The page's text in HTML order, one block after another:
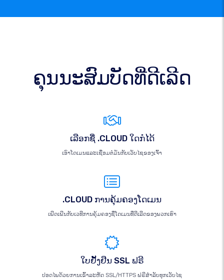
ຄຸນນະສົມບັດທີ່ດີເລີດ
ເລືອກຊື່ .CLOUD ໃດກໍໄດ້
ເອົາໂດເມນແລະເຊື່ອມຕໍ່ມັນກັບເວັບໄຊຂອງເຈົ້າ
.CLOUD ການຄຸ້ມຄອງໂດເມນ
ເພີດເພີນກັບເວທີການຄຸ້ມຄອງຊື່ໂດເມນທີ່ດີເລີດຂອງພວກເຮົາ
ໃບຢັ້ງຢືນ SSL ຟຣີ
ປອດໄພດ້ວຍການເຂົ້າລະຫັດ SSL/HTTPS ຟຣີສຳລັບທຸກເວັບໄຊ